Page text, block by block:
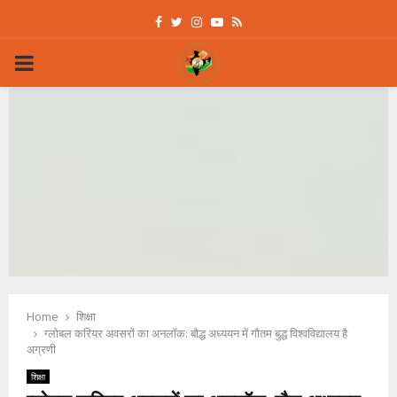
Facebook
Twitter
Instagram
Youtube
Rss
PRIMARY
Home
शिक्षा
ग्लोबल करियर अवसरों का अनलॉक: बौद्ध अध्ययन में गौतम बुद्ध विश्वविद्यालय है
अग्रणी
शिक्षा